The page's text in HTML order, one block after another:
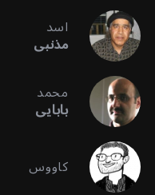
اسد
مذنبی
محمد
بابایی
کاووس